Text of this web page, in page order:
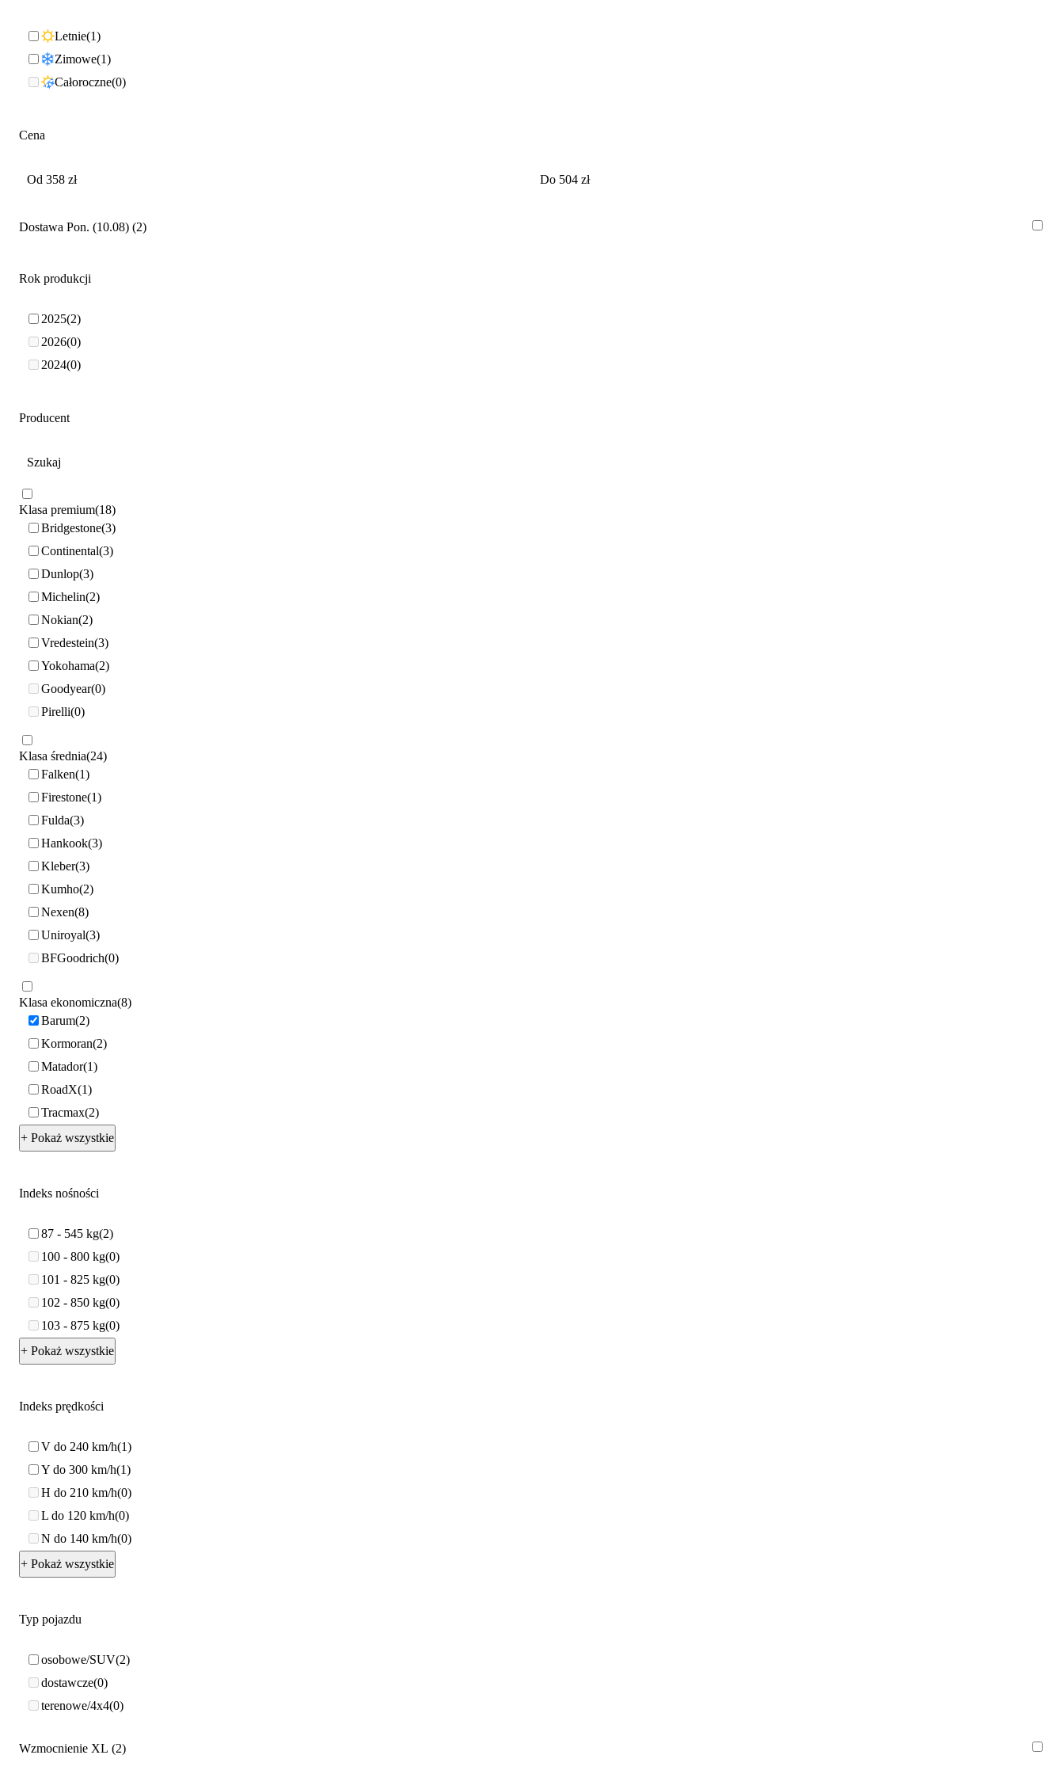
Letnie 1
Zimowe 1
Całoroczne 0
Cena
Dostawa Pon. (10.08) 2
Rok produkcji
2025 2
2026 0
2024 0
Producent
Klasa premium 18
Bridgestone 3
Continental 3
Dunlop 3
Michelin 2
Nokian 2
Vredestein 3
Yokohama 2
Goodyear 0
Pirelli 0
Klasa średnia 24
Falken 1
Firestone 1
Fulda 3
Hankook 3
Kleber 3
Kumho 2
Nexen 8
Uniroyal 3
BFGoodrich 0
Klasa ekonomiczna 8
Barum 2
Kormoran 2
Matador 1
RoadX 1
Tracmax 2
+ Pokaż wszystkie
Indeks nośności
87 - 545 kg 2
100 - 800 kg 0
101 - 825 kg 0
102 - 850 kg 0
103 - 875 kg 0
+ Pokaż wszystkie
Indeks prędkości
V do 240 km/h 1
Y do 300 km/h 1
H do 210 km/h 0
L do 120 km/h 0
N do 140 km/h 0
+ Pokaż wszystkie
Typ pojazdu
osobowe/SUV 2
dostawcze 0
terenowe/4x4 0
Wzmocnienie XL 2